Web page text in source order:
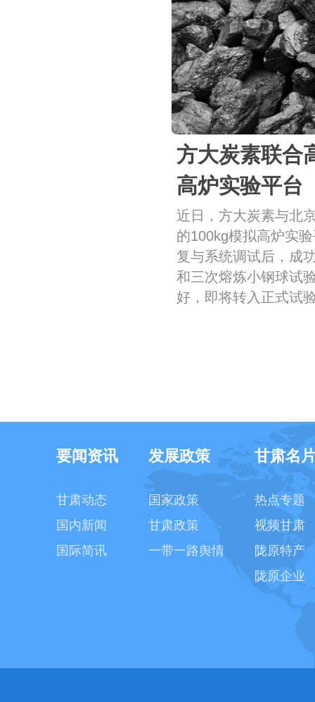
方大炭素联合
高炉实验平台
近日，方大炭素与北
的100kg模拟高炉实
复与系统调试后，成
和三次熔炼小钢球试
好，即将转入正式试
要闻资讯
甘肃动态
国内新闻
国际简讯
发展政策
国家政策
甘肃政策
一带一路舆情
甘肃名
热点专题
视频甘肃
陇原特产
陇原企业